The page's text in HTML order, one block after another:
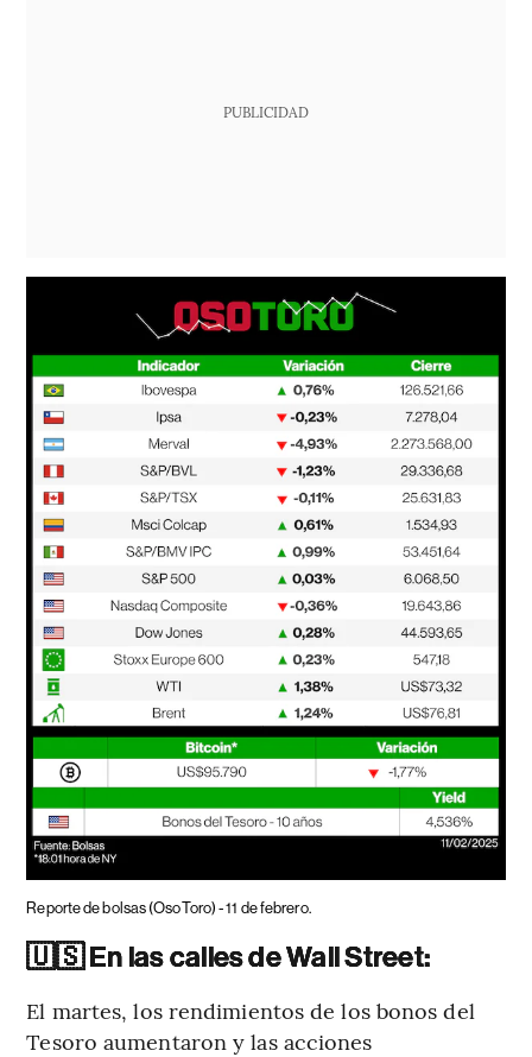
PUBLICIDAD
Reporte de bolsas (OsoToro) - 11 de febrero.
🇺🇸 En las calles de Wall Street:
El martes, los rendimientos de los bonos del
Tesoro aumentaron y las acciones